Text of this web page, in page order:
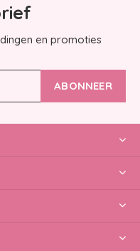
en promoties
ABONNEER